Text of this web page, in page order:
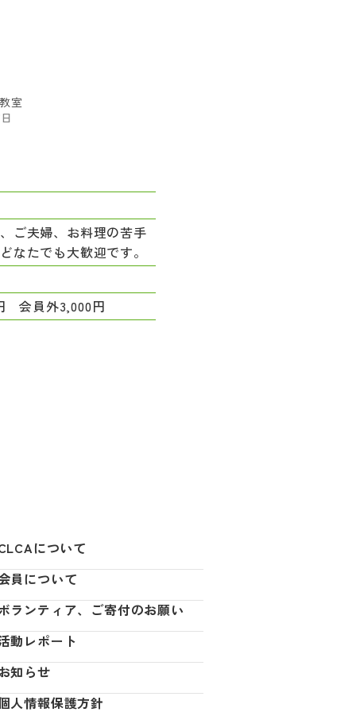
室
ご夫婦、お料理の苦手
なたでも大歓迎です。
会員外3,000円
について
員について
ランティア、ご寄付のお願い
動レポート
知らせ
人情報保護方針